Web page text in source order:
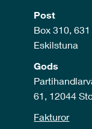
Post
Box 310,
Eskilstuna
Gods
61, 12044
Fakturor